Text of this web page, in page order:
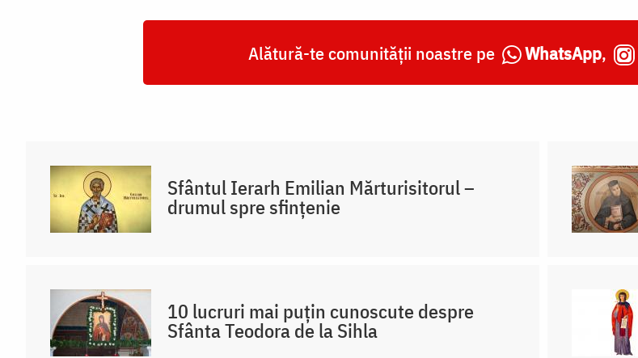
Alătură-te comunității noastre pe WhatsApp,
Sfântul Ierarh Emilian Mărturisitorul –
drumul spre sfințenie
10 lucruri mai puțin cunoscute despre
Sfânta Teodora de la Sihla